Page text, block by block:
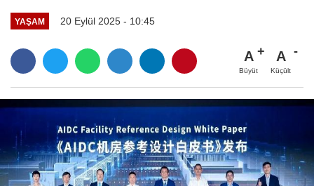
YAŞAM 20 Eylül 2025 - 10:45
A
Büyüt
A
Küçült